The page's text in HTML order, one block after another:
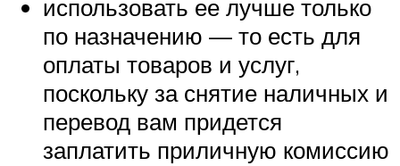
использовать ее лучше только
по назначению — то есть для
оплаты товаров и услуг,
поскольку за снятие наличных и
перевод вам придется
заплатить приличную комиссию